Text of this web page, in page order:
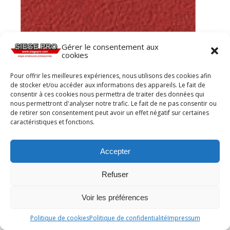
Gérer le consentement aux
cookies
Pour offrir les meilleures expériences, nous utilisons des cookies afin
de stocker et/ou accéder aux informations des appareils. Le fait de
consentir à ces cookies nous permettra de traiter des données qui
nous permettront d'analyser notre trafic. Le fait de ne pas consentir ou
de retirer son consentement peut avoir un effet négatif sur certaines
caractéristiques et fonctions.
Accepter
Refuser
Voir les préférences
Politique de cookiesPolitique de confidentialitéImpressum